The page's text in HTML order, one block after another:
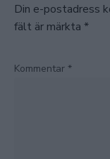
Din e-postadress
fält är märkta *
Kommentar *